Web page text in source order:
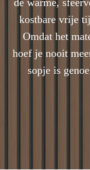
kostbare vrije
Omdat het
hoef je nooit
sopje is